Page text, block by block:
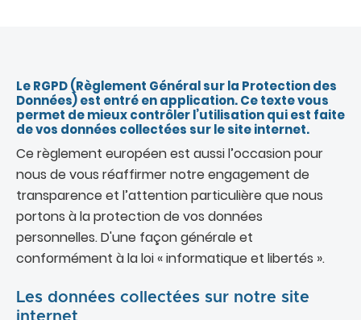
Le RGPD (Règlement Général sur la Protection des
Données) est entré en application. Ce texte vous
permet de mieux contrôler l’utilisation qui est faite
de vos données collectées sur le site internet.
Ce règlement européen est aussi l’occasion pour
nous de vous réaffirmer notre engagement de
transparence et l’attention particulière que nous
portons à la protection de vos données
personnelles. D'une façon générale et
conformément à la loi « informatique et libertés ».
Les données collectées sur notre site
internet